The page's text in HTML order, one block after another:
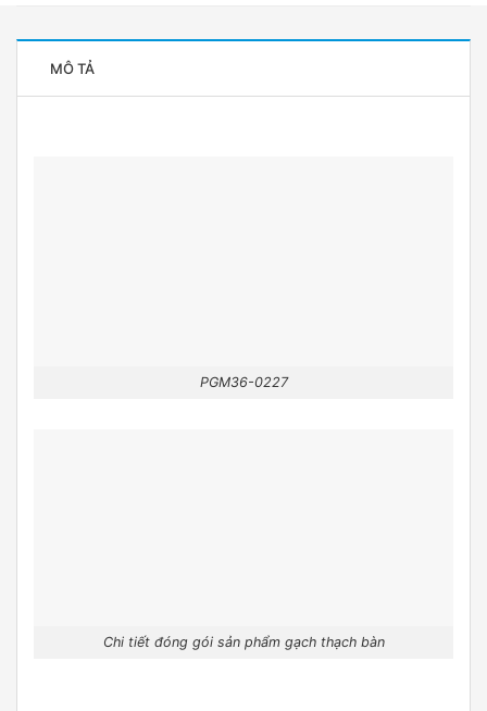
MÔ TẢ
PGM36-0227
Chi tiết đóng gói sản phẩm gạch thạch bàn